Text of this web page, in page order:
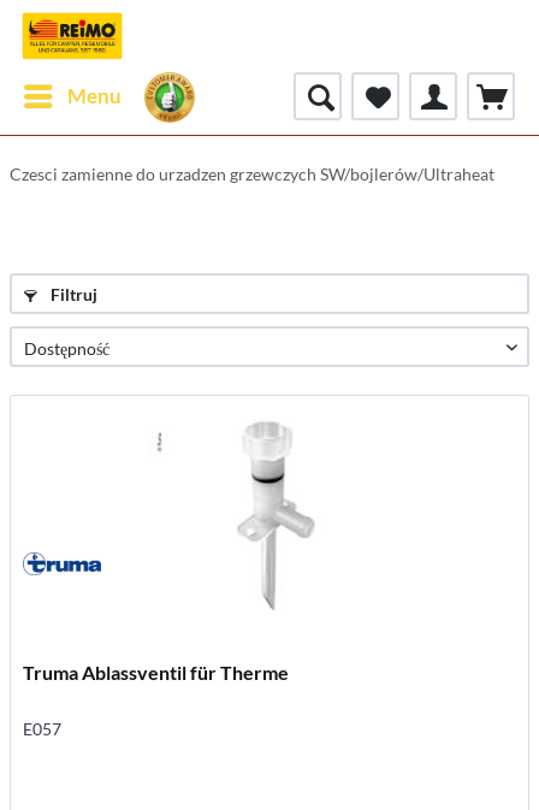
Menu
Czesci zamienne do urzadzen grzewczych SW/bojlerów/Ultraheat
Filtruj
Truma Ablassventil für Therme
E057